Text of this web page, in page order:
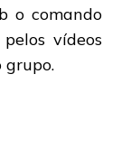
o comando
vídeos
grupo.